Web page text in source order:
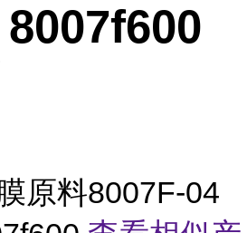
原料8007F-04